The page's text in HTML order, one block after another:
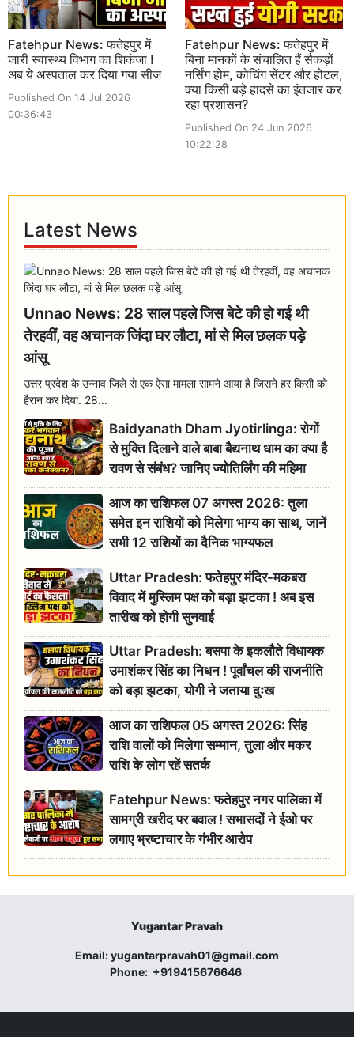
Fatehpur News: फतेहपुर में
जारी स्वास्थ्य विभाग का शिकंजा !
अब ये अस्पताल कर दिया गया सीज
Published On 14 Jul 2026
00:36:43
Fatehpur News: फतेहपुर में
बिना मानकों के संचालित हैं सैकड़ों
नर्सिंग होम, कोचिंग सेंटर और होटल,
क्या किसी बड़े हादसे का इंतजार कर
रहा प्रशासन?
Published On 24 Jun 2026
10:22:28
Latest News
Unnao News: 28 साल पहले जिस बेटे की हो गई थी
तेरहवीं, वह अचानक जिंदा घर लौटा, मां से मिल छलक पड़े
आंसू
उत्तर प्रदेश के उन्नाव जिले से एक ऐसा मामला सामने आया है जिसने हर किसी को
हैरान कर दिया. 28...
Baidyanath Dham Jyotirlinga: रोगों
से मुक्ति दिलाने वाले बाबा बैद्यनाथ धाम का क्या है
रावण से संबंध? जानिए ज्योतिर्लिंग की महिमा
आज का राशिफल 07 अगस्त 2026: तुला
समेत इन राशियों को मिलेगा भाग्य का साथ, जानें
सभी 12 राशियों का दैनिक भाग्यफल
Uttar Pradesh: फतेहपुर मंदिर-मकबरा
विवाद में मुस्लिम पक्ष को बड़ा झटका ! अब इस
तारीख को होगी सुनवाई
Uttar Pradesh: बसपा के इकलौते विधायक
उमाशंकर सिंह का निधन ! पूर्वांचल की राजनीति
को बड़ा झटका, योगी ने जताया दुःख
आज का राशिफल 05 अगस्त 2026: सिंह
राशि वालों को मिलेगा सम्मान, तुला और मकर
राशि के लोग रहें सतर्क
Fatehpur News: फतेहपुर नगर पालिका में
सामग्री खरीद पर बवाल ! सभासदों ने ईओ पर
लगाए भ्रष्टाचार के गंभीर आरोप
Yugantar Pravah
Email:yugantarpravah01@gmail.com
Phone: +919415676646